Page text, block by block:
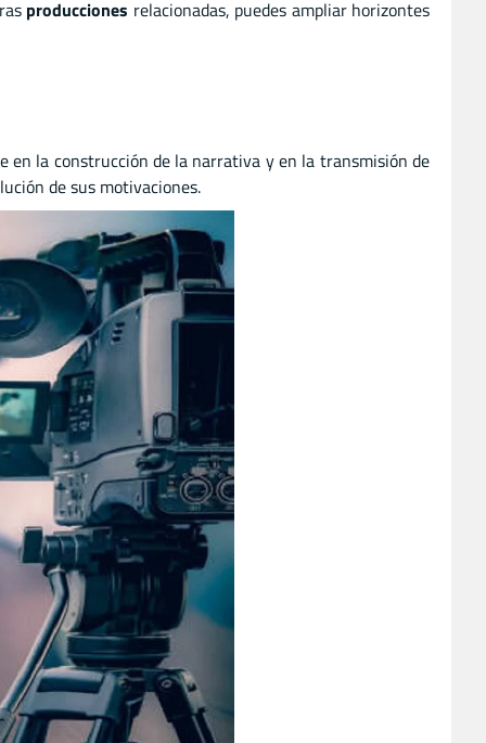
producciones relacionadas, puedes ampliar horizontes
en la construcción de la narrativa y en la transmisión de
de sus motivaciones.